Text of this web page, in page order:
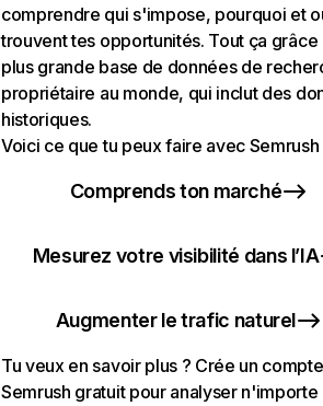
comprendre qui s'impose, pourquoi et
trouvent tes opportunités. Tout ça grâce
plus grande base de données de
propriétaire au monde, qui inclut des
historiques.
Voici ce que tu peux faire avec Semrush
Comprends ton marché
Mesurez votre visibilité dans l’IA
Augmenter le trafic naturel
Tu veux en savoir plus ? Crée un compte
Semrush gratuit pour analyser n'importe